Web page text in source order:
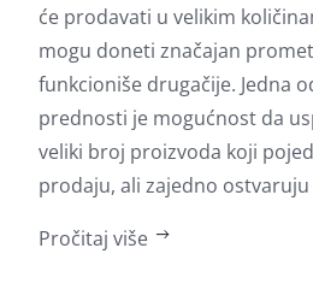
će prodavati u velikim
mogu doneti značajan
funkcioniše drugačije. Jedna
prednosti je mogućnost da
veliki broj proizvoda koji
prodaju, ali zajedno
Pročitaj više